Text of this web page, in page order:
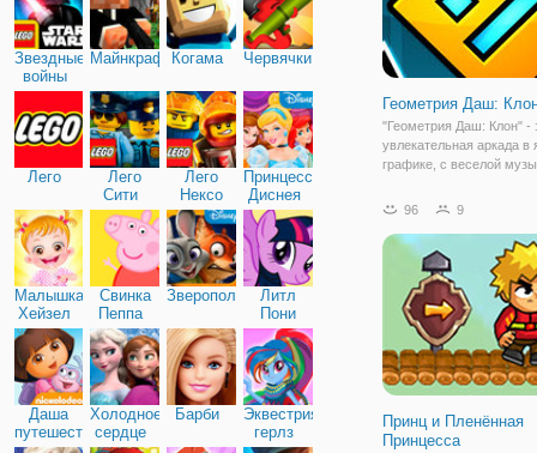
Звездные
войны
МайнкрафтКогама Червячки
Лего
Лего
Сити
Лего
Нексо
Найтс
Принцессы
Диснея
Малышка
Хейзел
Свинка
Пеппа
Зверополис
Литл
Пони
Дружба
Даша
путешественница
Холодное
сердце
Барби
Эквестрия
герлз
Геометрия Даш:
"Геометрия Даш: Клон" -
увлекательная аркада в
графике, с веселой
сложными
процесс основательно.
перемещаться при
96 9
Принц и Пленённая
Принцесса